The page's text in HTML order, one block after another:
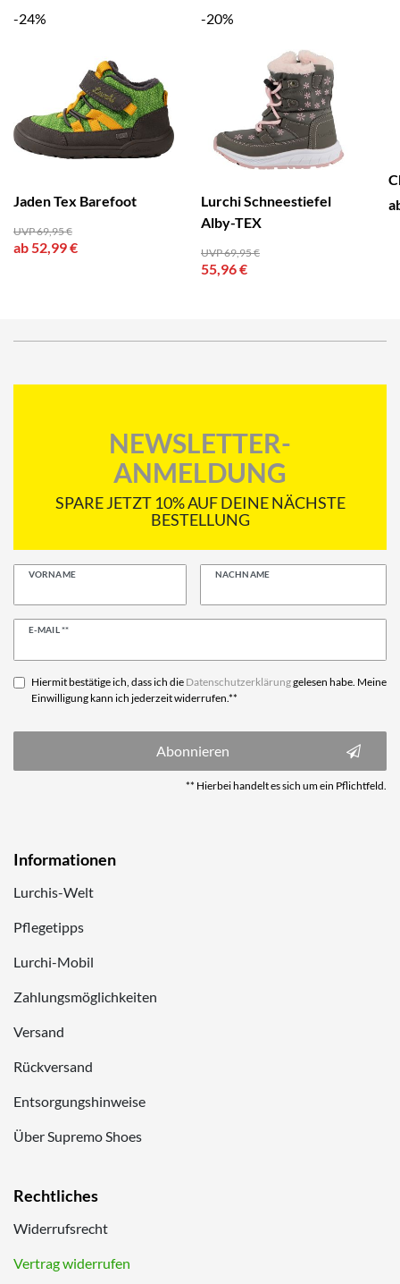
-24%
Jaden Tex Barefoot
UVP 69,95 €
ab 52,99 €
-20%
Lurchi Schneestiefel
Alby-TEX
UVP 69,95 €
55,96 €
NEWSLETTER-
ANMELDUNG
SPARE JETZT 10% AUF DEINE NÄCHSTE
BESTELLUNG
VORNAME NACHNAME
E-MAIL **
Newsletter
Hiermit bestätige ich, dass ich die Daten­schutz­erklärunggelesen habe. Meine
Einwilligung kann ich jederzeit widerrufen.**
Abonnieren
** Hierbei handelt es sich um ein Pflichtfeld.
Informationen
Lurchis-Welt
Pflegetipps
Lurchi-Mobil
Zahlungsmöglichkeiten
Versand
Rückversand
Entsorgungshinweise
Über Supremo Shoes
Rechtliches
Widerrufsrecht
Vertrag widerrufen